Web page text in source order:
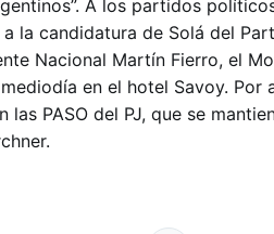
A los partidos
la candidatura de Solá del
Nacional Martín Fierro, el
en el hotel Savoy. Por
PASO del PJ, que se